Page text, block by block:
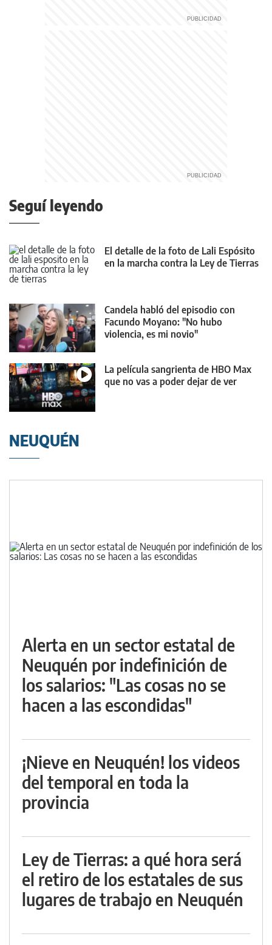
Seguí leyendo
El detalle de la foto de Lali Espósito
en la marcha contra la Ley de Tierras
Candela habló del episodio con
Facundo Moyano: "No hubo
violencia, es mi novio"
La película sangrienta de HBO Max
que no vas a poder dejar de ver
NEUQUÉN
Alerta en un sector estatal de
Neuquén por indefinición de
los salarios: "Las cosas no se
hacen a las escondidas"
¡Nieve en Neuquén! los videos
del temporal en toda la
provincia
Ley de Tierras: a qué hora será
el retiro de los estatales de sus
lugares de trabajo en Neuquén